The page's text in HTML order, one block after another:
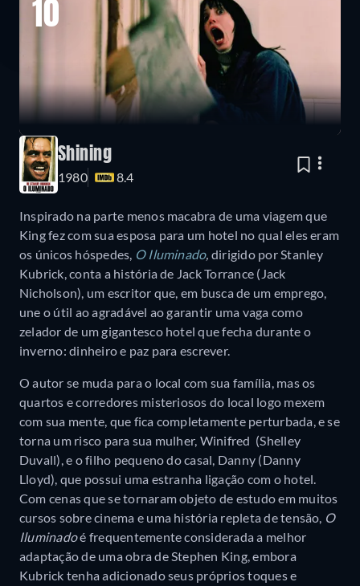
10
Shining
1980 8.4
Inspirado na parte menos macabra de uma viagem que
King fez com sua esposa para um hotel no qual eles eram
os únicos hóspedes, O Iluminado, dirigido por Stanley
Kubrick, conta a história de Jack Torrance (Jack
Nicholson), um escritor que, em busca de um emprego,
une o útil ao agradável ao garantir uma vaga como
zelador de um gigantesco hotel que fecha durante o
inverno: dinheiro e paz para escrever.
O autor se muda para o local com sua família, mas os
quartos e corredores misteriosos do local logo mexem
com sua mente, que fica completamente perturbada, e se
torna um risco para sua mulher, Winifred (Shelley
Duvall), e o filho pequeno do casal, Danny (Danny
Lloyd), que possui uma estranha ligação com o hotel.
Com cenas que se tornaram objeto de estudo em muitos
cursos sobre cinema e uma história repleta de tensão, O
Iluminadoé frequentemente considerada a melhor
adaptação de uma obra de Stephen King, embora
Kubrick tenha adicionado seus próprios toques e